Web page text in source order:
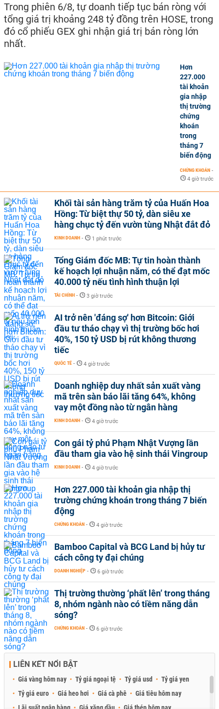
Trong phiên 6/8, tự doanh tiếp tục bán ròng với
tổng giá trị khoảng 248 tỷ đồng trên HOSE, trong
đó cổ phiếu GEX ghi nhận giá trị bán ròng lớn
nhất.
Hơn
227.000
tài khoản
gia nhập
thị trường
chứng
khoán
trong
tháng 7
biến động
CHỨNG KHOÁN -
4 giờ trước
Khối tài sản hàng trăm tỷ của Huấn Hoa
Hồng: Từ biệt thự 50 tỷ, dàn siêu xe
hàng chục tỷ đến vườn tùng Nhật đắt đỏ
KINH DOANH - 1 phút trước
Tổng Giám đốc MB: Tự tin hoàn thành
kế hoạch lợi nhuận năm, có thể đạt mốc
40.000 tỷ nếu tình hình thuận lợi
TÀI CHÍNH - 3 giờ trước
AI trở nên 'đáng sợ' hơn Bitcoin: Giới
đầu tư tháo chạy vì thị trường bốc hơi
40%, 150 tỷ USD bị rút không thương
tiếc
QUỐC TẾ - 4 giờ trước
Doanh nghiệp duy nhất sản xuất vàng
mã trên sàn báo lãi tăng 64%, không
vay một đồng nào từ ngân hàng
KINH DOANH - 4 giờ trước
Con gái tỷ phú Phạm Nhật Vượng lần
đầu tham gia vào hệ sinh thái Vingroup
KINH DOANH - 4 giờ trước
Hơn 227.000 tài khoản gia nhập thị
trường chứng khoán trong tháng 7 biến
động
CHỨNG KHOÁN - 4 giờ trước
Bamboo Capital và BCG Land bị hủy tư
cách công ty đại chúng
DOANH NGHIỆP - 6 giờ trước
Thị trường thường ‘phất lên’ trong tháng
8, nhóm ngành nào có tiềm năng dẫn
sóng?
CHỨNG KHOÁN - 6 giờ trước
LIÊN KẾT NỔI BẬT
Giá vàng hôm nay Tỷ giá ngoại tệ Tỷ giá usd
Tỷ giá yen
Tỷ giá euro
Giá heo hơi Giá cà phê
Giá tiêu hôm nay
Lãi suất ngân hàng
Giá xăng dầu Giá thép hôm nay